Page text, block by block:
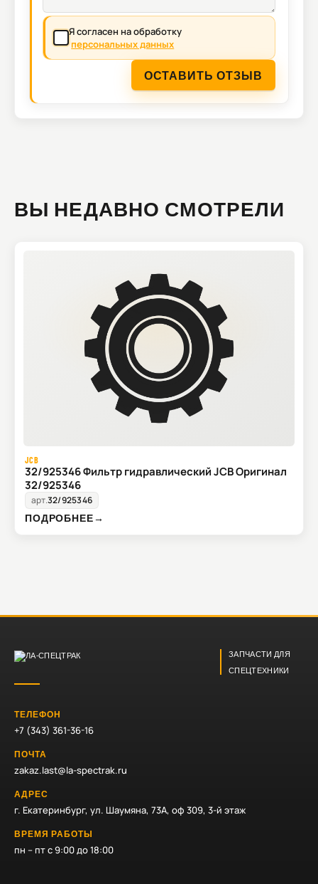
Я согласен на обработку
персональных данных
ОСТАВИТЬ ОТЗЫВ
ВЫ НЕДАВНО СМОТРЕЛИ
JCB
32/925346 Фильтр гидравлический JCB Оригинал
32/925346
арт.32/925346
ПОДРОБНЕЕ→
ЗАПЧАСТИ ДЛЯ
СПЕЦТЕХНИКИ
ТЕЛЕФОН
+7 (343) 361-36-16
ПОЧТА
zakaz.last@la-spectrak.ru
АДРЕС
г. Екатеринбург, ул. Шаумяна, 73А, оф 309, 3-й этаж
ВРЕМЯ РАБОТЫ
пн – пт с 9:00 до 18:00